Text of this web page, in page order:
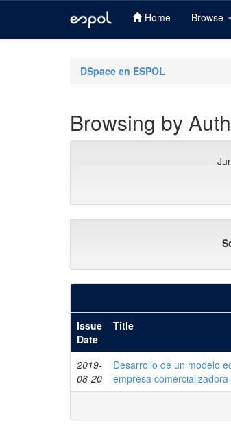
Home Browse
DSpace en ESPOL
Browsing by
Issue
Date
Title
2019-
08-20
Desarrollo de un modelo
empresa